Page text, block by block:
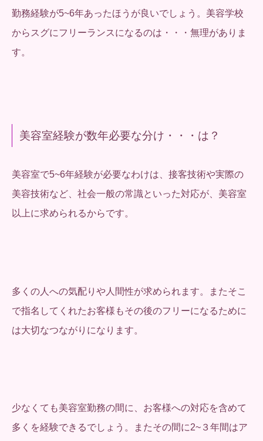
勤務経験が5~6年あったほうが良いでしょう。美容学校
からスグにフリーランスになるのは・・・無理がありま
す。
美容室経験が数年必要な分け・・・は？
美容室で5~6年経験が必要なわけは、接客技術や実際の
美容技術など、社会一般の常識といった対応が、美容室
以上に求められるからです。
多くの人への気配りや人間性が求められます。またそこ
で指名してくれたお客様もその後のフリーになるために
は大切なつながりになります。
少なくても美容室勤務の間に、お客様への対応を含めて
多くを経験できるでしょう。またその間に2~３年間はア